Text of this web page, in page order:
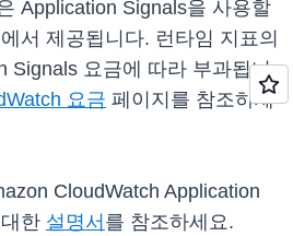
Application Signals을 사용할
서 제공됩니다. 런타임 지표의
Signals 요금에 따라 부과됩니
요금 페이지를 참조하세
CloudWatch Application
한 설명서 를 참조하세요.